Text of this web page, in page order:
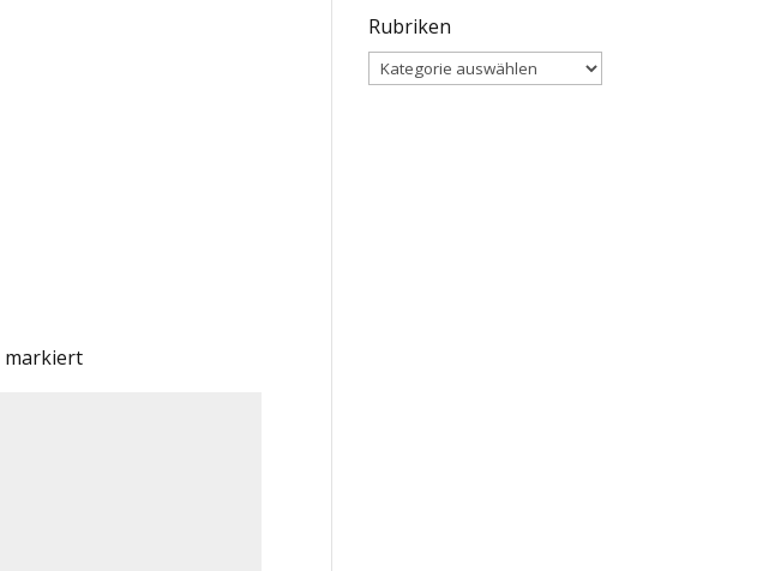
markiert
Rubriken
Rubriken